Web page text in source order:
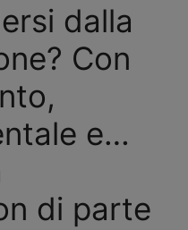
dalla
Con
e…
di parte